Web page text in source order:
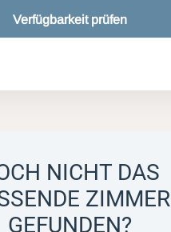
Verfügbarkeit prüfen
NICHT DAS
ZIMMER
GEFUNDEN?